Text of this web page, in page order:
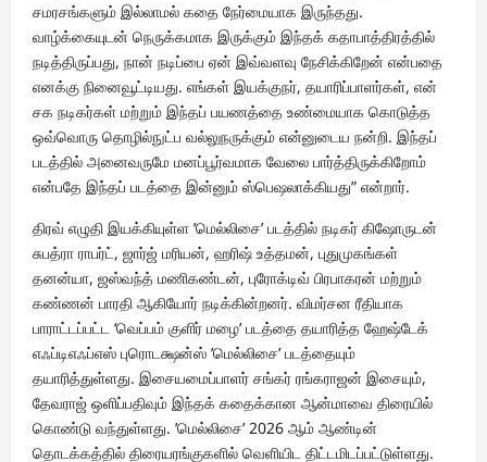
சமரசங்களும் இல்லாமல் கதை நேர்மையாக இருந்தது.
வாழ்க்கையுடன் நெருக்கமாக இருக்கும் இந்தக் கதாபாத்திரத்தில்
நடித்திருப்பது, நான் நடிப்பை ஏன் இவ்வளவு நேசிக்கிறேன் என்பதை
எனக்கு நினைவூட்டியது. எங்கள் இயக்குநர், தயாரிப்பாளர்கள், என்
சக நடிகர்கள் மற்றும் இந்தப் பயணத்தை உண்மையாக கொடுத்த
ஒவ்வொரு தொழில்நுட்ப வல்லுநருக்கும் என்னுடைய நன்றி. இந்தப்
படத்தில் அனைவருமே மனப்பூர்வமாக வேலை பார்த்திருக்கிறோம்
என்பதே இந்தப் படத்தை இன்னும் ஸ்பெஷலாக்கியது” என்றார்.
திரவ் எழுதி இயக்கியுள்ள ’மெல்லிசை’ படத்தில் நடிகர் கிஷோருடன்
சுபத்ரா ராபர்ட், ஜார்ஜ் மரியன், ஹரிஷ் உத்தமன், புதுமுகங்கள்
தனன்யா, ஜஸ்வந்த் மணிகண்டன், புரோக்டிவ் பிரபாகரன் மற்றும்
கண்ணன் பாரதி ஆகியோர் நடிக்கின்றனர். விமர்சன ரீதியாக
பாராட்டப்பட்ட ‘வெப்பம் குளிர் மழை’ படத்தை தயாரித்த ஹேஷ்டேக்
எஃப்டிஎஃப்எஸ் புரொடக்ஷன்ஸ் ’மெல்லிசை’ படத்தையும்
தயாரித்துள்ளது. இசையமைப்பாளர் சங்கர் ரங்கராஜன் இசையும்,
தேவராஜ் ஒளிப்பதிவும் இந்தக் கதைக்கான ஆன்மாவை திரையில்
கொண்டு வந்துள்ளது. ’மெல்லிசை’ 2026 ஆம் ஆண்டின்
தொடக்கத்தில் திரையரங்குகளில் வெளியிட திட்டமிடப்பட்டுள்ளது.